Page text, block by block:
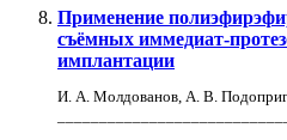
Применение
съёмных иммедиат-
имплантации
И. А. Молдованов, А. В.